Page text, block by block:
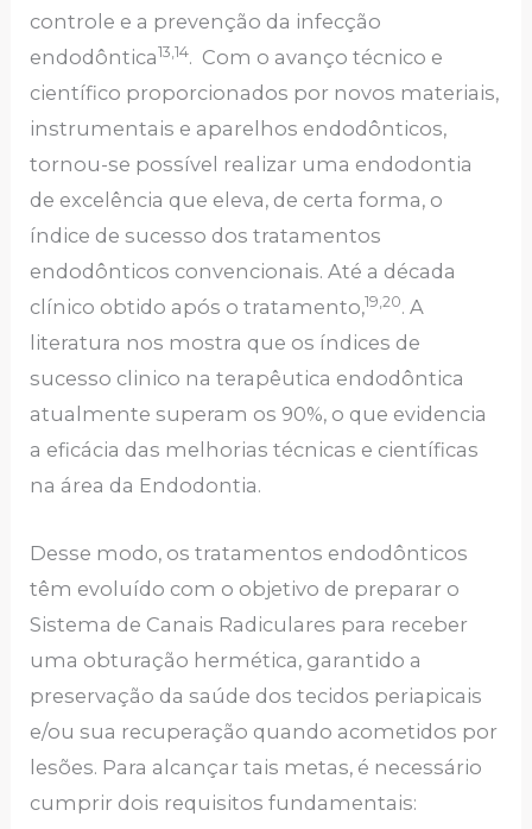
controle e a prevenção da infecção
endodôntica13,14. Com o avanço técnico e
científico proporcionados por novos materiais,
instrumentais e aparelhos endodônticos,
tornou-se possível realizar uma endodontia
de excelência que eleva, de certa forma, o
índice de sucesso dos tratamentos
endodônticos convencionais. Até a década
clínico obtido após o tratamento,19,20. A
literatura nos mostra que os índices de
sucesso clinico na terapêutica endodôntica
atualmente superam os 90%, o que evidencia
a eficácia das melhorias técnicas e científicas
na área da Endodontia.
Desse modo, os tratamentos endodônticos
têm evoluído com o objetivo de preparar o
Sistema de Canais Radiculares para receber
uma obturação hermética, garantido a
preservação da saúde dos tecidos periapicais
e/ou sua recuperação quando acometidos por
lesões. Para alcançar tais metas, é necessário
cumprir dois requisitos fundamentais: